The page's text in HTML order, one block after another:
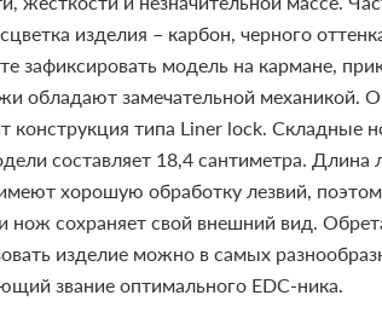
изделия – карбон, черного
модель на кармане,
обладают замечательной механикой.
типа Liner lock. Складные
составляет 18,4 сантиметра. Длина
хорошую обработку лезвий,
сохраняет свой внешний вид.
изделие можно в самых
звание оптимального EDC-ника.